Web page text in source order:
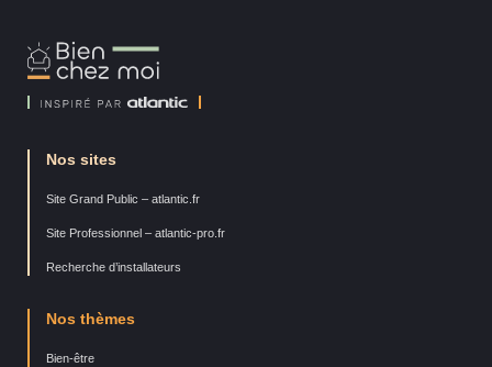
Bien
Chez
Nos sites
Site Grand Public – atlantic.fr
Site Professionnel – atlantic-pro.fr
Recherche d’installateurs
Nos thèmes
Bien-être